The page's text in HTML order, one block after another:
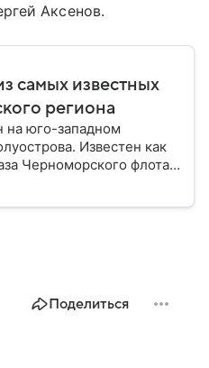
Аксенов.
самых известных
региона
на юго-западном
Известен как
Черноморского флота и
сыгравший
городе федерального
Поделиться